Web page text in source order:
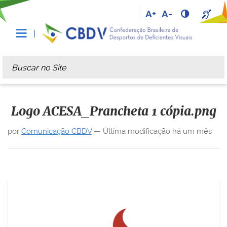
A+ A-
Busca
Busca Avançada…
Logo ACESA_Prancheta 1 cópia.png
por Comunicação CBDV— Última modificação há um mês